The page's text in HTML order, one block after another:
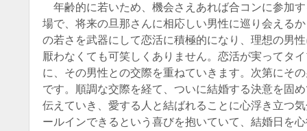
年齢的に若いため、機会さえあれば合コンに参加
場で、将来の旦那さんに相応しい男性に巡り会える
の若さを武器にして恋活に積極的になり、理想の男
厭わなくても可笑しくありません。恋活が実ってタ
に、その男性との交際を重ねていきます。次第にそ
です。順調な交際を経て、ついに結婚する決意を固
伝えていき、愛する人と結ばれることに心浮き立つ
ールインできるという喜びを抱いていて、結婚日を